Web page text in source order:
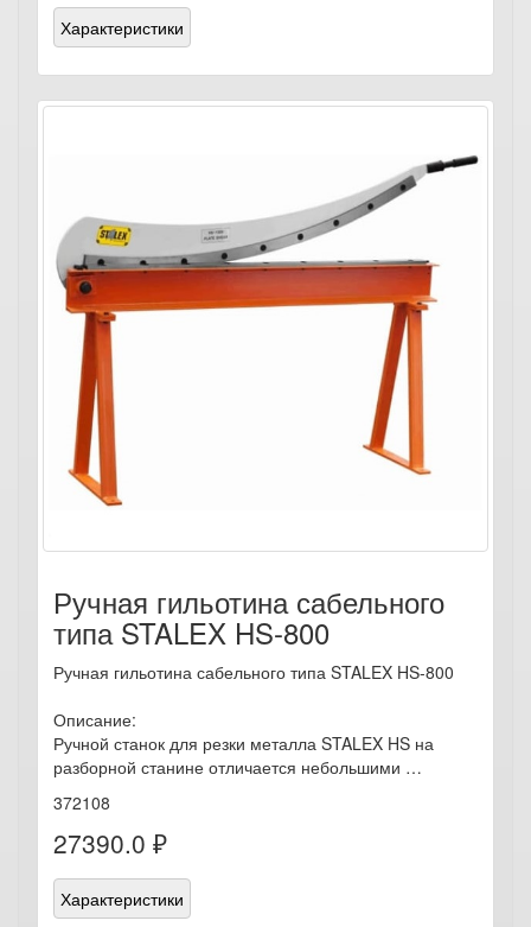
Характеристики
Ручная гильотина сабельного
типа STALEX HS-800
Ручная гильотина сабельного типа STALEX HS-800
Описание:
Ручной станок для резки металла STALEX HS на
разборной станине отличается небольшими …
372108
27390.0 ₽
Характеристики